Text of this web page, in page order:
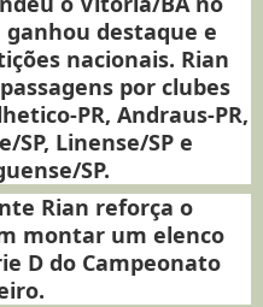
ganhou destaque e
nacionais. Rian
por clubes
PR, Andraus-PR,
SP, Linense/SP e
SP.
Rian reforça o
montar um elenco
D do Campeonato